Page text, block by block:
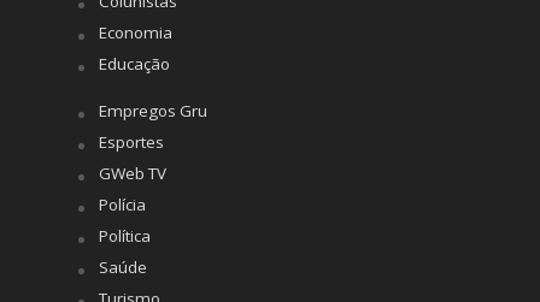
Economia
Educação
Empregos Gru
Esportes
GWeb TV
Polícia
Política
Saúde